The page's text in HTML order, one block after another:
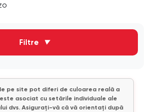
Filtre ▼
pe site pot diferi de culoarea reală a
asociat cu setările individuale ale
dvs. Asigurați-vă că vă orientați după